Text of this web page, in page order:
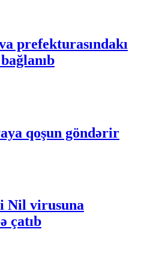
prefekturasındakı
qoşun göndərir
Nil virusuna
çatıb